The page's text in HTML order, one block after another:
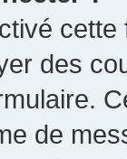
des
de